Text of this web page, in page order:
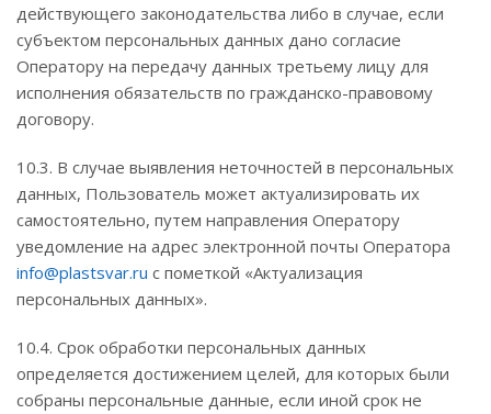
действующего законодательства либо в случае, если
субъектом персональных данных дано согласие
Оператору на передачу данных третьему лицу для
исполнения обязательств по гражданско-правовому
договору.
10.3. В случае выявления неточностей в персональных
данных, Пользователь может актуализировать их
самостоятельно, путем направления Оператору
уведомление на адрес электронной почты Оператора
info@plastsvar.ru с пометкой «Актуализация
персональных данных».
10.4. Срок обработки персональных данных
определяется достижением целей, для которых были
собраны персональные данные, если иной срок не